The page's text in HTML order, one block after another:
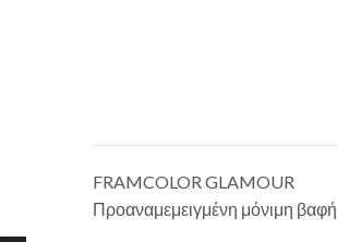
FRAMCOLOR GLAMOUR
Προαναμεμειγμένη μόνιμη βαφή